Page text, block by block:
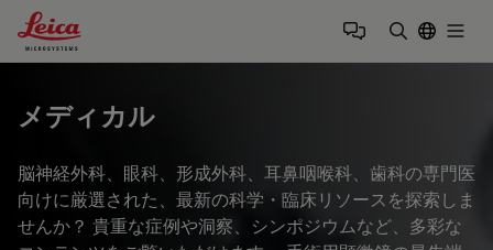
Leica Microsystems Logo
メディカル
脳神経外科、眼科、形成外科、耳鼻咽喉科、歯科の専門医
向けに厳選された、最新の科学・臨床リソースを探索しま
せんか？ 貴重な症例や洞察、シンポジウムなど、多彩な